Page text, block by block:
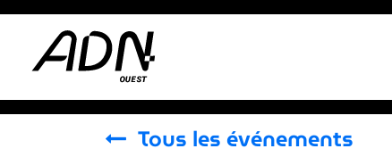
Se rendre au contenu
Tous les événements